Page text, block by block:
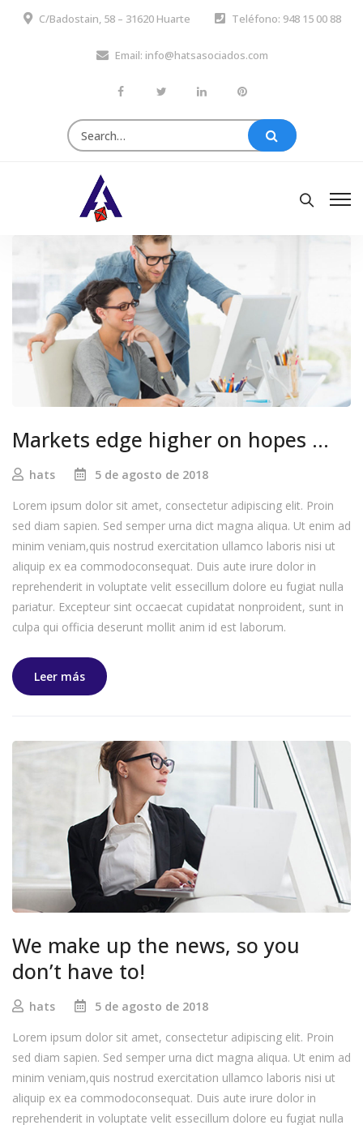
C/Badostain, 58 – 31620 Huarte Teléfono: 948 15 00 88
Email: info@hatsasociados.com
Search
for:
Markets edge higher on hopes …
hats
5 de agosto de 2018
Lorem ipsum dolor sit amet, consectetur adipiscing elit. Proin
sed diam sapien. Sed semper urna dict magna aliqua. Ut enim ad
minim veniam,quis nostrud exercitation ullamco laboris nisi ut
aliquip ex ea commodoconsequat. Duis aute irure dolor in
reprehenderit in voluptate velit essecillum dolore eu fugiat nulla
pariatur. Excepteur sint occaecat cupidatat nonproident, sunt in
culpa qui officia deserunt mollit anim id est laborum.
Leer más
We make up the news, so you
don’t have to!
hats
5 de agosto de 2018
Lorem ipsum dolor sit amet, consectetur adipiscing elit. Proin
sed diam sapien. Sed semper urna dict magna aliqua. Ut enim ad
minim veniam,quis nostrud exercitation ullamco laboris nisi ut
aliquip ex ea commodoconsequat. Duis aute irure dolor in
reprehenderit in voluptate velit essecillum dolore eu fugiat nulla